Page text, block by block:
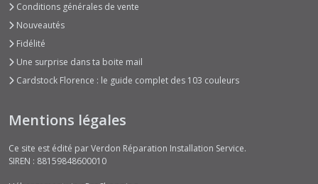
Conditions générales de vente
Nouveautés
Fidélité
Une surprise dans ta boite mail
Cardstock Florence : le guide complet des 103 couleurs
Mentions légales
Ce site est édité par Verdon Réparation Installation Service.
SIREN : 88159848600010